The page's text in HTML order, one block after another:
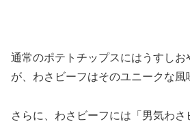
通常のポテトチップスにはうすしお
が、わさビーフはそのユニークな風
さらに、わさビーフには「男気わさ